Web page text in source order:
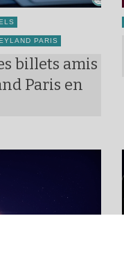
PARIS
billets amis
Paris en